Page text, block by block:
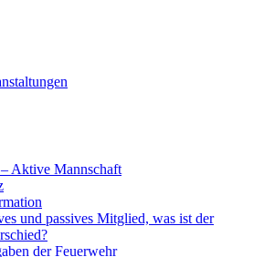
Aktive Mannschaft
und passives Mitglied, was ist der
der Feuerwehr